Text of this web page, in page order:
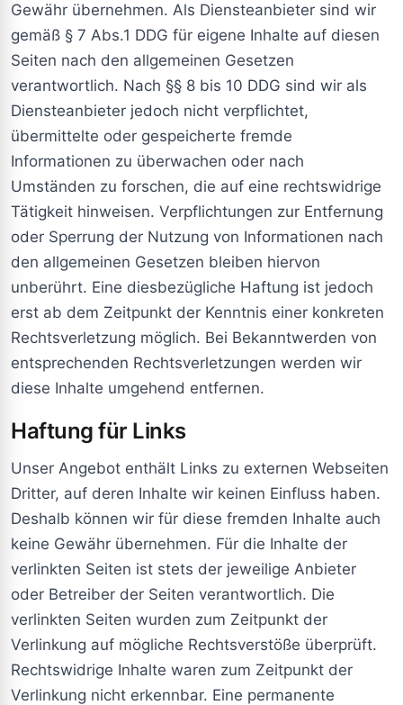
Gewähr übernehmen. Als Diensteanbieter sind wir
gemäß § 7 Abs.1 DDG für eigene Inhalte auf diesen
Seiten nach den allgemeinen Gesetzen
verantwortlich. Nach §§ 8 bis 10 DDG sind wir als
Diensteanbieter jedoch nicht verpflichtet,
übermittelte oder gespeicherte fremde
Informationen zu überwachen oder nach
Umständen zu forschen, die auf eine rechtswidrige
Tätigkeit hinweisen. Verpflichtungen zur Entfernung
oder Sperrung der Nutzung von Informationen nach
den allgemeinen Gesetzen bleiben hiervon
unberührt. Eine diesbezügliche Haftung ist jedoch
erst ab dem Zeitpunkt der Kenntnis einer konkreten
Rechtsverletzung möglich. Bei Bekanntwerden von
entsprechenden Rechtsverletzungen werden wir
diese Inhalte umgehend entfernen.
Haftung für Links
Unser Angebot enthält Links zu externen Webseiten
Dritter, auf deren Inhalte wir keinen Einfluss haben.
Deshalb können wir für diese fremden Inhalte auch
keine Gewähr übernehmen. Für die Inhalte der
verlinkten Seiten ist stets der jeweilige Anbieter
oder Betreiber der Seiten verantwortlich. Die
verlinkten Seiten wurden zum Zeitpunkt der
Verlinkung auf mögliche Rechtsverstöße überprüft.
Rechtswidrige Inhalte waren zum Zeitpunkt der
Verlinkung nicht erkennbar. Eine permanente